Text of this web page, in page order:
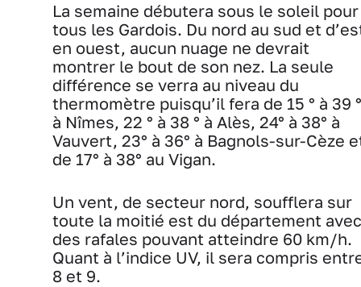
La semaine débutera sous le soleil pour
tous les Gardois. Du nord au sud et
en ouest, aucun nuage ne devrait
montrer le bout de son nez. La seule
différence se verra au niveau du
thermomètre puisqu’il fera de 15 ° à 39 °
à Nîmes, 22 ° à 38 ° à Alès, 24° à 38° à
Vauvert, 23° à 36° à Bagnols-sur-Cèze
de 17° à 38° au Vigan.
Un vent, de secteur nord, soufflera sur
toute la moitié est du département avec
des rafales pouvant atteindre 60 km/h.
Quant à l’indice UV, il sera compris
8 et 9.